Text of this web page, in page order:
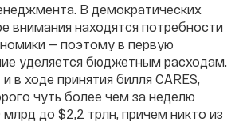
В демократических
внимания находятся потребности
— поэтому в первую
уделяется бюджетным расходам.
в ходе принятия билля CARES,
чуть более чем за неделю
млрд до $2,2 трлн , причем никто из